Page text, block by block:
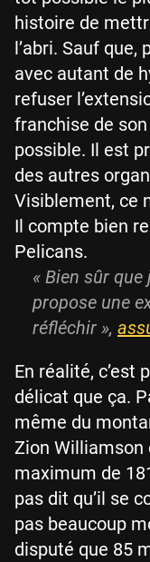
histoire de
l’abri. Sauf
avec autant de
refuser
franchise de
possible. Il est
des autres
Visiblement, ce
Il compte bien
Pelicans.
« Bien sûr
propose une
réfléchir »,
En réalité, c’est
délicat que ça.
même du
Zion Williamson
maximum de
pas dit qu’il se
pas beaucoup
disputé que 85